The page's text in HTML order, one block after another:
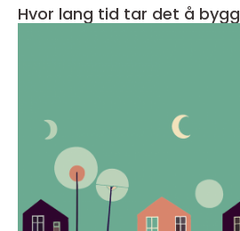
Hvor lang tid tar det å